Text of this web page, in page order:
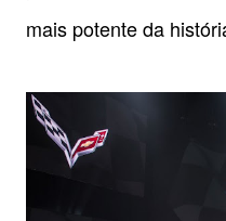
mais potente da